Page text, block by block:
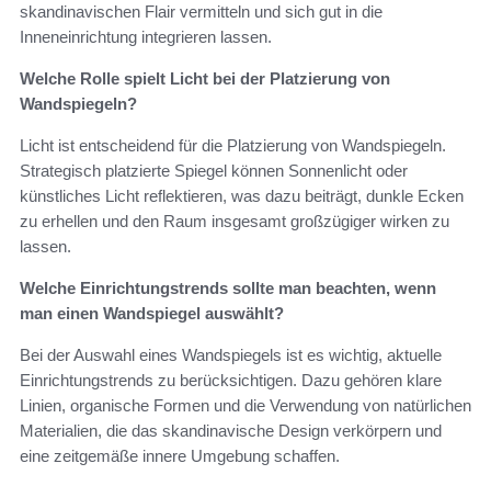
skandinavischen Flair vermitteln und sich gut in die
Inneneinrichtung integrieren lassen.
Welche Rolle spielt Licht bei der Platzierung von
Wandspiegeln?
Licht ist entscheidend für die Platzierung von Wandspiegeln.
Strategisch platzierte Spiegel können Sonnenlicht oder
künstliches Licht reflektieren, was dazu beiträgt, dunkle Ecken
zu erhellen und den Raum insgesamt großzügiger wirken zu
lassen.
Welche Einrichtungstrends sollte man beachten, wenn
man einen Wandspiegel auswählt?
Bei der Auswahl eines Wandspiegels ist es wichtig, aktuelle
Einrichtungstrends zu berücksichtigen. Dazu gehören klare
Linien, organische Formen und die Verwendung von natürlichen
Materialien, die das skandinavische Design verkörpern und
eine zeitgemäße innere Umgebung schaffen.